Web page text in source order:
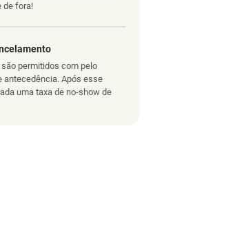
de fora!
permitidos com pelo
antecedência. Após esse
uma taxa de no-show de